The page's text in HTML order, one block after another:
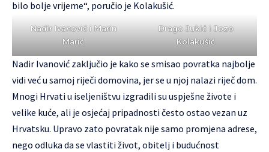
bilo bolje vrijeme“, poručio je Kolakušić.
Nadir Ivanović i Marin
Marić
Drago Jukić i Jozo
Kolakušić
Nadir Ivanović zaključio je kako se smisao povratka najbolje
vidi već u samoj riječi domovina, jer se u njoj nalazi riječ dom.
Mnogi Hrvati u iseljeništvu izgradili su uspješne živote i
velike kuće, ali je osjećaj pripadnosti često ostao vezan uz
Hrvatsku. Upravo zato povratak nije samo promjena adrese,
nego odluka da se vlastiti život, obitelj i budućnost